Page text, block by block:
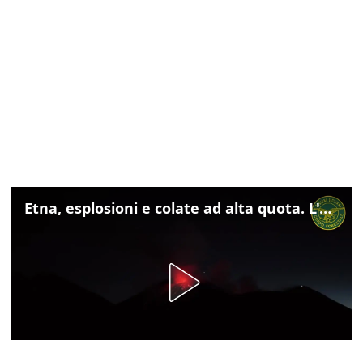
Etna, esplosioni e colate ad alta quota. L'aeroporto di Catania verso la normalità